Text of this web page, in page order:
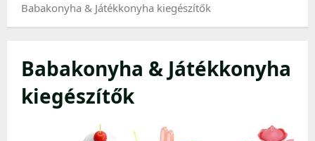
Babakonyha & Játékkonyha kiegészítők
Babakonyha & Játékkonyha
kiegészítők